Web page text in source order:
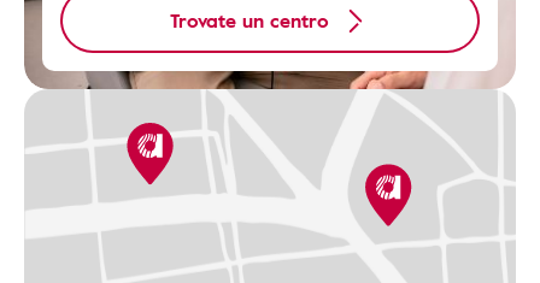
Trovate un centro